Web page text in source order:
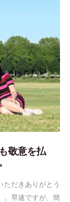
敬意を払
ただきありがとう
。早速ですが、簡